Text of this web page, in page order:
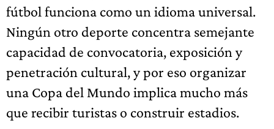
fútbol funciona como un idioma universal.
Ningún otro deporte concentra semejante
capacidad de convocatoria, exposición y
penetración cultural, y por eso organizar
una Copa del Mundo implica mucho más
que recibir turistas o construir estadios.